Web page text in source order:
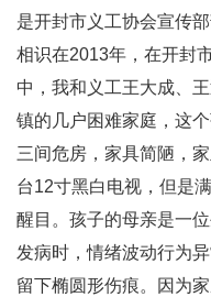
是开封市义工协会宣传
相识在2013年，在开封
中，我和义工王大成、
镇的几户困难家庭，这
三间危房，家具简陋，
台12寸黑白电视，但是
醒目。孩子的母亲是一
发病时，情绪波动行为
留下椭圆形伤痕。因为